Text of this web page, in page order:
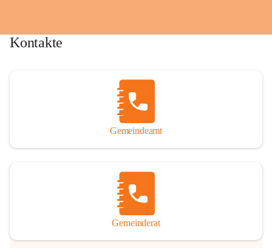
Kontakte
Gemeindeamt
Gemeinderat